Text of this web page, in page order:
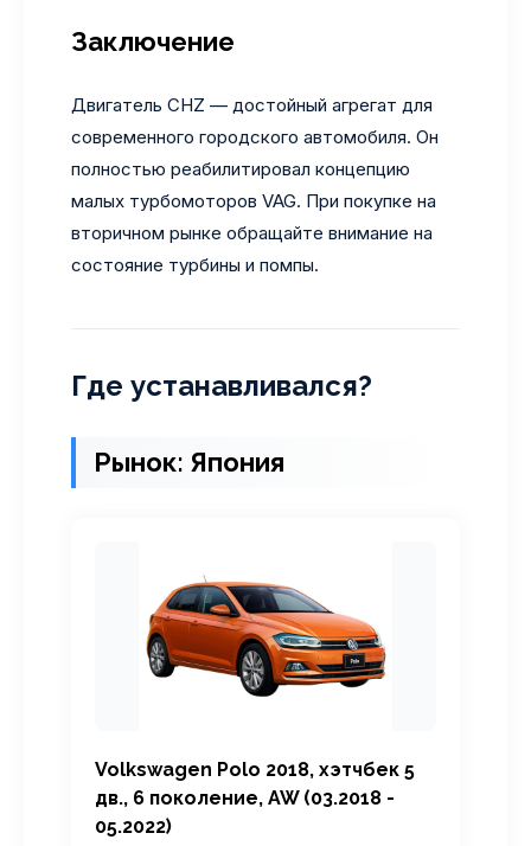
Заключение
Двигатель CHZ — достойный агрегат для
современного городского автомобиля. Он
полностью реабилитировал концепцию
малых турбомоторов VAG. При покупке на
вторичном рынке обращайте внимание на
состояние турбины и помпы.
Где устанавливался?
Рынок: Япония
Volkswagen Polo 2018, хэтчбек 5
дв., 6 поколение, AW (03.2018 -
05.2022)